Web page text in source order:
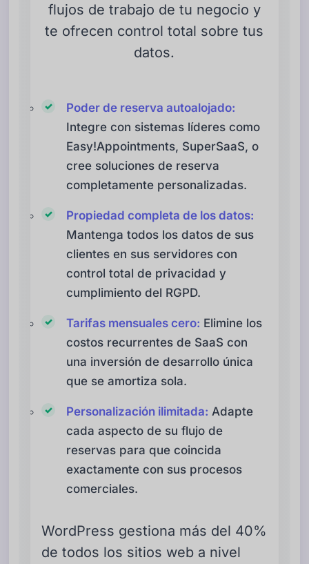
flujos de trabajo de tu negocio y
te ofrecen control total sobre tus
datos.
Poder de reserva autoalojado:
Integre con sistemas líderes como
Easy!Appointments, SuperSaaS, o
cree soluciones de reserva
completamente personalizadas.
Propiedad completa de los datos:
Mantenga todos los datos de sus
clientes en sus servidores con
control total de privacidad y
cumplimiento del RGPD.
Tarifas mensuales cero: Elimine los
costos recurrentes de SaaS con
una inversión de desarrollo única
que se amortiza sola.
Personalización ilimitada: Adapte
cada aspecto de su flujo de
reservas para que coincida
exactamente con sus procesos
comerciales.
WordPress gestiona más del 40%
de todos los sitios web a nivel